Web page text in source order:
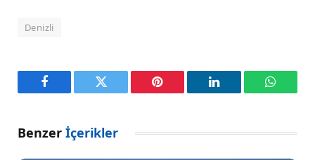
Denizli
Facebook Twitter Pinterest LinkedIn
Benzer İçerikler